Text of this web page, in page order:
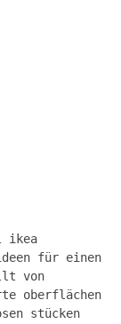
ikea
für einen
von
oberflächen
stücken